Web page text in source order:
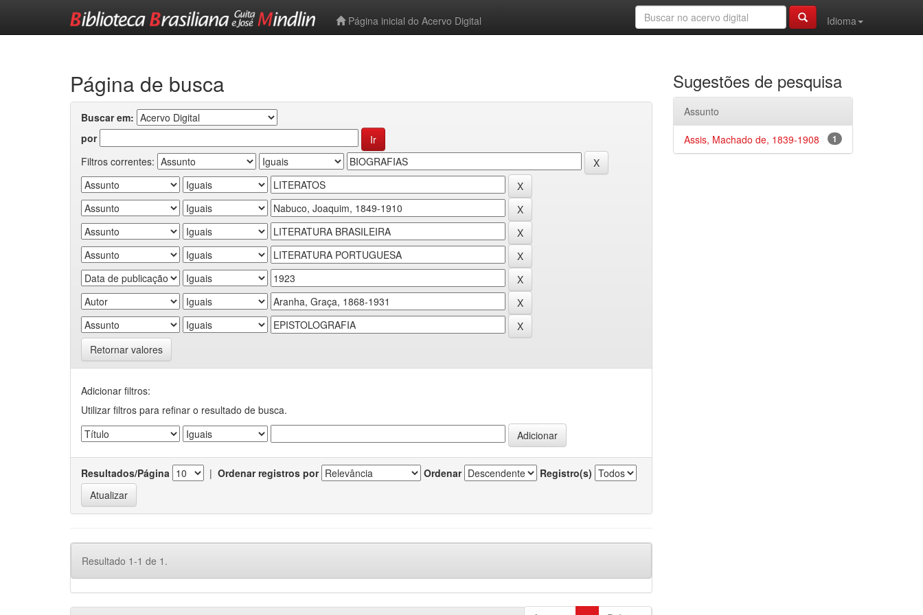
Página inicial do Acervo Digital
Idioma
Página de busca
Buscar em:
por
Filtros correntes:
Retornar valores
Adicionar filtros:
Utilizar filtros para refinar o resultado de busca.
Resultados/Página | Ordenar registros por Ordenar Registro(s)
Resultado 1-1 de 1.
Sugestões de pesquisa
Assunto
1
Assis, Machado de, 1839-1908